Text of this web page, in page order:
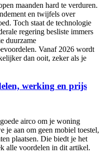
maanden hard te verduren.
en twijfels over
Toch staat de technologie
regering besliste immers
duurzame
Vanaf 2026 wordt
dan ooit, zeker als je
werking en prijs
airco om je woning
je aan om geen mobiel toestel,
plaatsen. Die biedt je het
alle voordelen in dit artikel.